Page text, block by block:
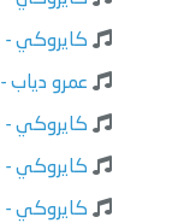
كايروكي
عمرو دياب -
كايروكي
كايروكي -
كايروكي -